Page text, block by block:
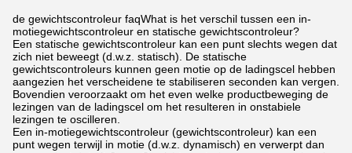
de gewichtscontroleur faqWhat is het verschil tussen een in-
motiegewichtscontroleur en statische gewichtscontroleur?
Een statische gewichtscontroleur kan een punt slechts wegen dat
zich niet beweegt (d.w.z. statisch). De statische
gewichtscontroleurs kunnen geen motie op de ladingscel hebben
aangezien het verscheidene te stabiliseren seconden kan vergen.
Bovendien veroorzaakt om het even welke productbeweging de
lezingen van de ladingscel om het resulteren in onstabiele
lezingen te oscilleren.
Een in-motiegewichtscontroleur (gewichtscontroleur) kan een
punt wegen terwijl in motie (d.w.z. dynamisch) en verwerpt dan